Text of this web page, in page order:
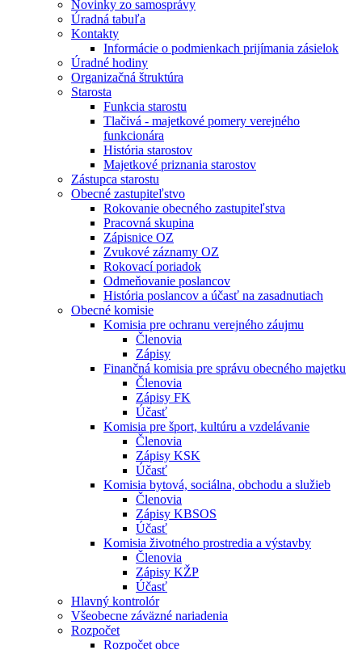
Novinky zo samosprávy
Úradná tabuľa
Kontakty
Informácie o podmienkach prijímania zásielok
Úradné hodiny
Organizačná štruktúra
Starosta
Funkcia starostu
Tlačivá - majetkové pomery verejného
funkcionára
História starostov
Majetkové priznania starostov
Zástupca starostu
Obecné zastupiteľstvo
Rokovanie obecného zastupiteľstva
Pracovná skupina
Zápisnice OZ
Zvukové záznamy OZ
Rokovací poriadok
Odmeňovanie poslancov
História poslancov a účasť na zasadnutiach
Obecné komisie
Komisia pre ochranu verejného záujmu
Členovia
Zápisy
Finančná komisia pre správu obecného majetku
Členovia
Zápisy FK
Účasť
Komisia pre šport, kultúru a vzdelávanie
Členovia
Zápisy KSK
Účasť
Komisia bytová, sociálna, obchodu a služieb
Členovia
Zápisy KBSOS
Účasť
Komisia životného prostredia a výstavby
Členovia
Zápisy KŽP
Účasť
Hlavný kontrolór
Všeobecne záväzné nariadenia
Rozpočet
Rozpočet obce